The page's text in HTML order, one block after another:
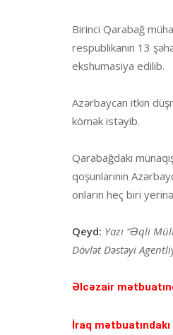
Birinci Qarabağ
respublikanın 13
ekshumasiya edilib.
Azərbaycan itkin
kömək istəyib.
Qarabağdakı
qoşunlarının
onların heç biri
Qeyd: Yazı “Əqli
Dövlət Dəstəyi
Əlcəzair
İraq mətbuatındakı